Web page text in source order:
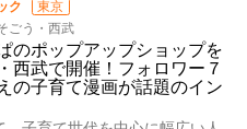
ク
東京
ごう・西武
のポップアップショップを
西武で開催！フォロワー７
の子育て漫画が話題のイン